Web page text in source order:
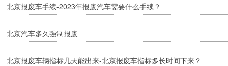
北京报废车手续-2023年报废汽车需要什么手续？
北京汽车多久强制报废
北京报废车辆指标几天能出来-北京报废车指标多长时间下来？